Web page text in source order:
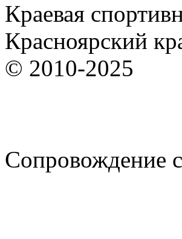
Краевая
Красноярский
© 2010-2025
Сопровождение